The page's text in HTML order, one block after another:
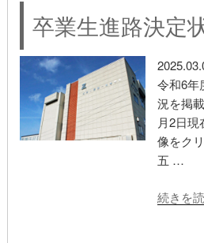
カテゴリー:進路
卒業生進路決定
令和6年
況を掲
月2日
像をク
五 …
“卒
続きを